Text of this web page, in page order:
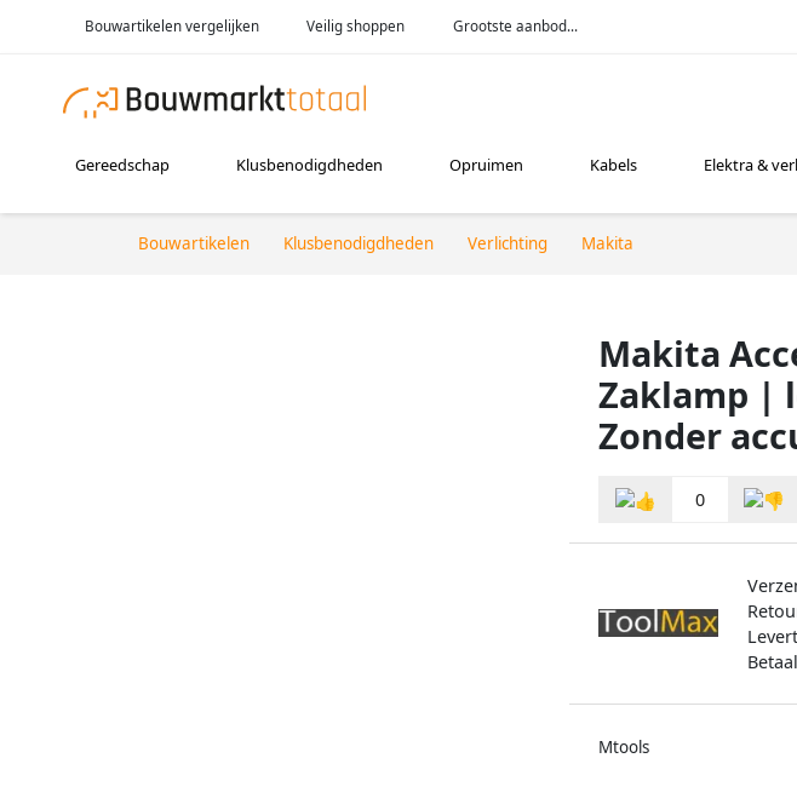
Bouwartikelen vergelijken Veilig shoppen Grootste aanbod...
Gereedschap Klusbenodigdheden Opruimen Kabels Elektra &
Bouwartikelen Klusbenodigdheden Verlichting Makita
Makita
Zaklamp |
Zonder
0
Mtools